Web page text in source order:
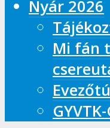
Nyár 2026
Mi fán